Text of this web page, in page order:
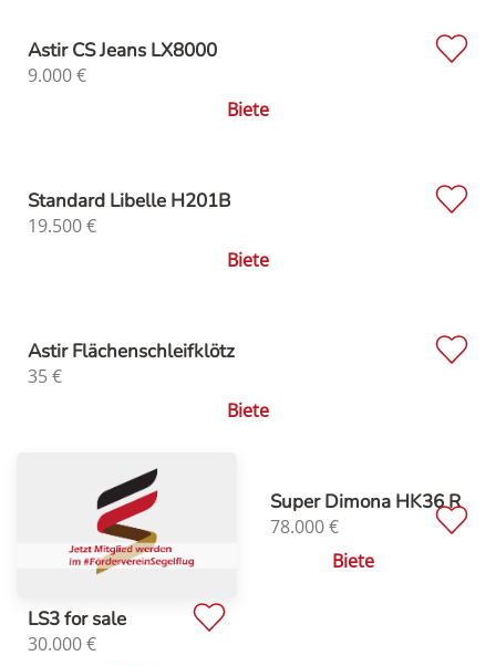
Astir CS Jeans LX8000
9.000€
Biete
Standard Libelle H201B
19.500€
Biete
Astir Flächenschleifklötz
35€
Biete
LS3 for sale
30.000€
Super Dimona HK36 R
78.000€
Biete